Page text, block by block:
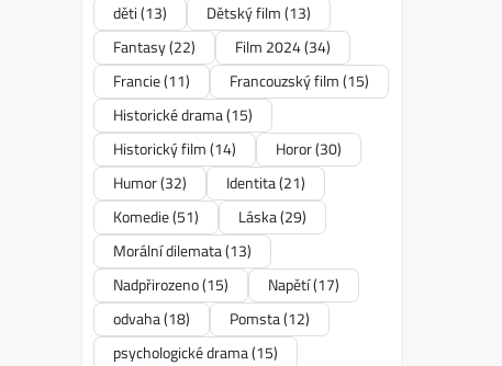
děti(13) Dětský film(13)
Fantasy(22) Film 2024(34)
Francie(11) Francouzský film(15)
Historické drama(15)
Historický film(14) Horor(30)
Humor(32) Identita(21)
Komedie(51) Láska(29)
Morální dilemata(13)
Nadpřirozeno(15) Napětí(17)
odvaha(18) Pomsta(12)
psychologické drama(15)